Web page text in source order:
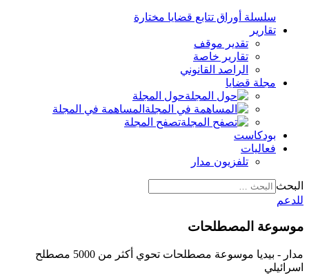
سلسلة أوراق تتابع قضايا مختارة
تقارير
تقدير موقف
تقارير خاصة
الراصد القانوني
مجلة قضايا
حول المجلة
المساهمة في المجلة
تصفح المجلة
بودكاست
فعاليات
تلفزيون مدار
البحث
للدعم
موسوعة المصطلحات
مدار - بيديا موسوعة مصطلحات تحوي أكثر من 5000 مصطلح
اسرائيلي